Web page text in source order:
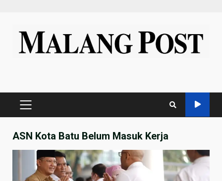
content
PRIMARY
ASN Kota Batu Belum Masuk Kerja